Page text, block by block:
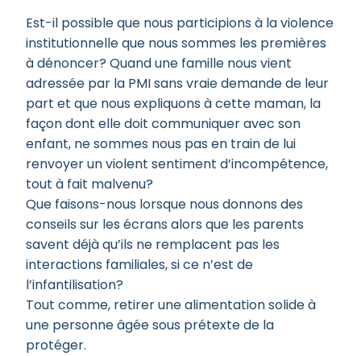
Est-il possible que nous participions à la violence
institutionnelle que nous sommes les premières
à dénoncer? Quand une famille nous vient
adressée par la PMI sans vraie demande de leur
part et que nous expliquons à cette maman, la
façon dont elle doit communiquer avec son
enfant, ne sommes nous pas en train de lui
renvoyer un violent sentiment d’incompétence,
tout à fait malvenu?
Que faisons-nous lorsque nous donnons des
conseils sur les écrans alors que les parents
savent déjà qu’ils ne remplacent pas les
interactions familiales, si ce n’est de
l’infantilisation?
Tout comme, retirer une alimentation solide à
une personne âgée sous prétexte de la
protéger.